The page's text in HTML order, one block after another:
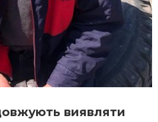
виявляти